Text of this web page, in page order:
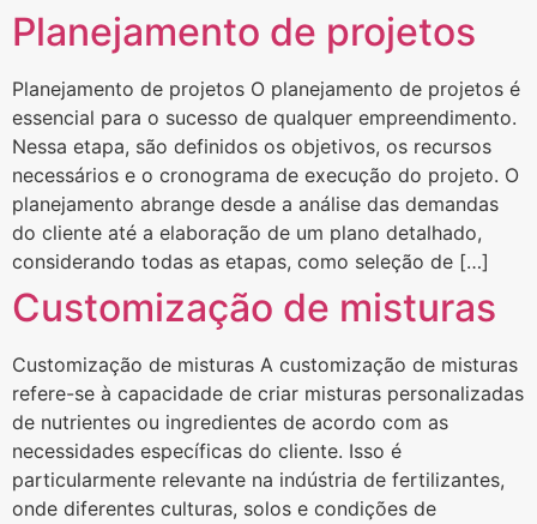
Planejamento de projetos
Planejamento de projetos O planejamento de projetos é
essencial para o sucesso de qualquer empreendimento.
Nessa etapa, são definidos os objetivos, os recursos
necessários e o cronograma de execução do projeto. O
planejamento abrange desde a análise das demandas
do cliente até a elaboração de um plano detalhado,
considerando todas as etapas, como seleção de […]
Customização de misturas
Customização de misturas A customização de misturas
refere-se à capacidade de criar misturas personalizadas
de nutrientes ou ingredientes de acordo com as
necessidades específicas do cliente. Isso é
particularmente relevante na indústria de fertilizantes,
onde diferentes culturas, solos e condições de